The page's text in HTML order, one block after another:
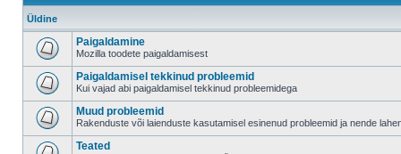
Üldine
Paigaldamine
Mozilla toodete paigaldamisest
Paigaldamisel tekkinud probleemid
Kui vajad abi paigaldamisel tekkinud probleemidega
Muud probleemid
Rakenduste või laienduste kasutamisel esinenud probleemid ja nende
Teated